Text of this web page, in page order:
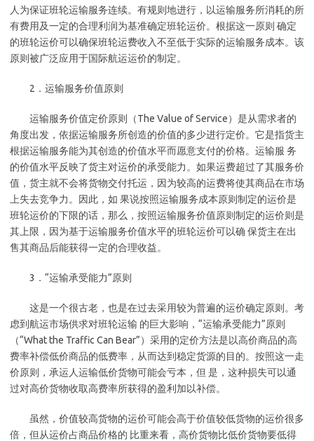
人为保证班轮运输服务连续。有规则地进行，以运输服务所消耗的所
有费用及一定的合理利润为基准确定班轮运价。根据这一原则 确定
的班轮运价可以确保班轮运费收入不至低于实际的运输服务成本。该
原则被广泛应用于国际航运运价的制定。
2．运输服务价值原则
运输服务价值定价原则（The Value of Service）是从需求者的
角度出发，依据运输服务所创造的价值的多少进行定价。它是指货主
根据运输服务能为其创造的价值水平而愿意支付的价格。运输服 务
的价值水平反映了货主对运价的承受能力。如果运费超过了其服务价
值，货主就不会将货物交付托运，因为较高的运费将使其商品在市场
上失去竞争力。因此，如 果说按照运输服务成本原则制定的运价是
班轮运价的下限的话，那么，按照运输服务价值原则制定的运价则是
其上限，因为基于运输服务价值水平的班轮运价可以确 保货主在出
售其商品后能获得一定的合理收益。
3．“运输承受能力”原则
这是一个很古老，也是在过去采用较为普遍的运价确定原则。考
虑到航运市场供求对班轮运输 的巨大影响，“运输承受能力”原则
（“What the Traffic Can Bear”）采用的定价方法是以高价商品的高
费率补偿低价商品的低费率，从而达到稳定货源的目的。按照这一走
价原则，承运人运输低价货物可能会亏本，但 是，这种损失可以通
过对高价货物收取高费率所获得的盈利加以补偿。
虽然，价值较高货物的运价可能会高于价值较低货物的运价很多
倍，但从运价占商品价格的 比重来看，高价货物比低价货物要低得